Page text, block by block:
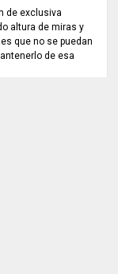
de exclusiva
altura de miras y
que no se puedan
de esa